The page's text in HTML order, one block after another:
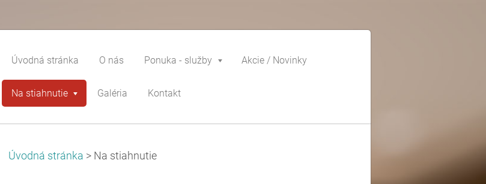
Úvodná stránka O nás Ponuka - služby Akcie / Novinky
Na stiahnutie Galéria Kontakt
Úvodná stránka > Na stiahnutie